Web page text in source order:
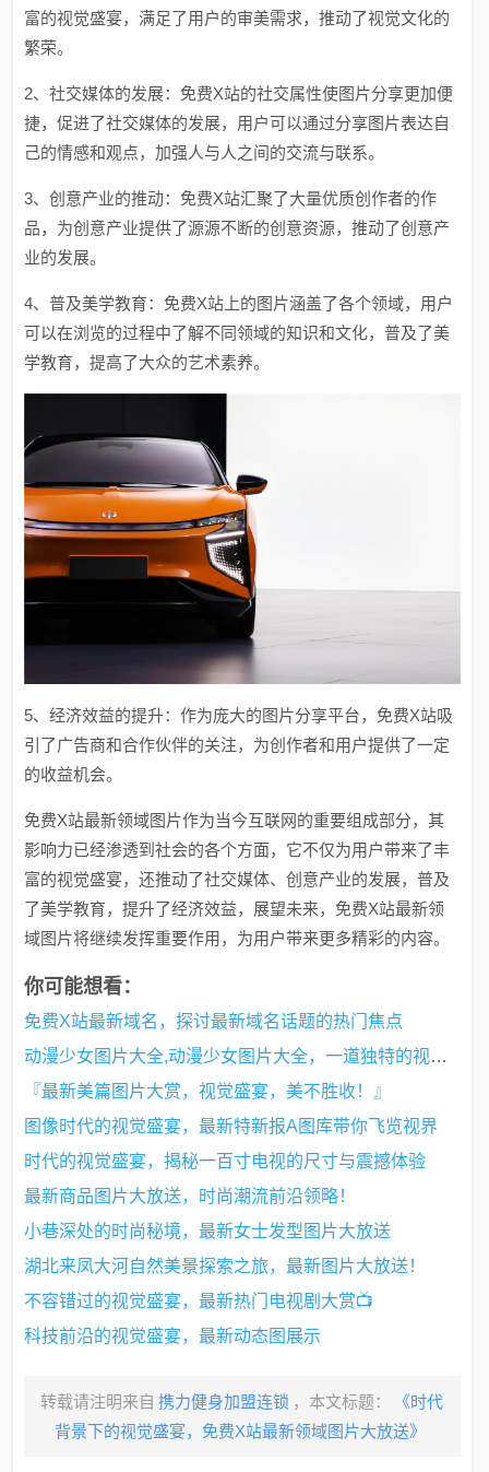
富的视觉盛宴，满足了用户的审美需求，推动了视觉文化的
繁荣。
2、社交媒体的发展：免费X站的社交属性使图片分享更加便
捷，促进了社交媒体的发展，用户可以通过分享图片表达自
己的情感和观点，加强人与人之间的交流与联系。
3、创意产业的推动：免费X站汇聚了大量优质创作者的作
品，为创意产业提供了源源不断的创意资源，推动了创意产
业的发展。
4、普及美学教育：免费X站上的图片涵盖了各个领域，用户
可以在浏览的过程中了解不同领域的知识和文化，普及了美
学教育，提高了大众的艺术素养。
5、经济效益的提升：作为庞大的图片分享平台，免费X站吸
引了广告商和合作伙伴的关注，为创作者和用户提供了一定
的收益机会。
免费X站最新领域图片作为当今互联网的重要组成部分，其
影响力已经渗透到社会的各个方面，它不仅为用户带来了丰
富的视觉盛宴，还推动了社交媒体、创意产业的发展，普及
了美学教育，提升了经济效益，展望未来，免费X站最新领
域图片将继续发挥重要作用，为用户带来更多精彩的内容。
你可能想看：
免费X站最新域名，探讨最新域名话题的热门焦点
动漫少女图片大全,动漫少女图片大全，一道独特的视觉风景
『最新美篇图片大赏，视觉盛宴，美不胜收！』
图像时代的视觉盛宴，最新特新报A图库带你飞览视界
时代的视觉盛宴，揭秘一百寸电视的尺寸与震撼体验
最新商品图片大放送，时尚潮流前沿领略！
小巷深处的时尚秘境，最新女士发型图片大放送
湖北来凤大河自然美景探索之旅，最新图片大放送！
不容错过的视觉盛宴，最新热门电视剧大赏📺
科技前沿的视觉盛宴，最新动态图展示
转载请注明来自 携力健身加盟连锁 ，本文标题：
《时代
背景下的视觉盛宴，免费X站最新领域图片大放送》